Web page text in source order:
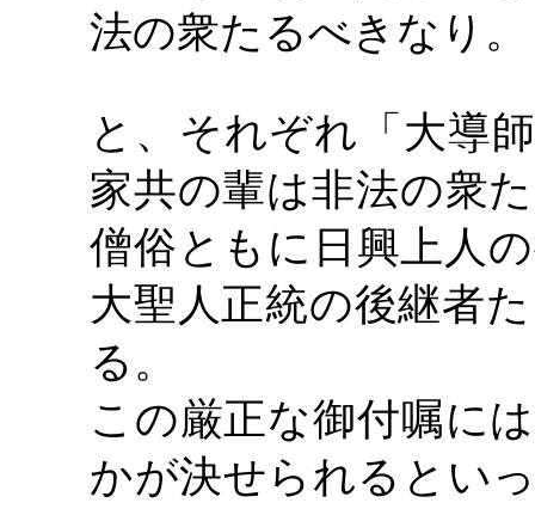
法の衆たるべきなり
と、それぞれ「大導
家共の輩は非法の衆
僧俗ともに日興上人
大聖人正統の後継者
る。
この厳正な御付嘱に
かが決せられるとい